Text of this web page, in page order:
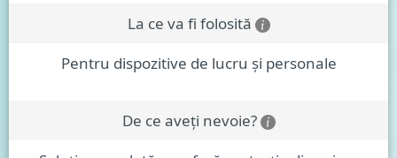
La ce va fi folosită
Pentru dispozitive de lucru și personale
De ce aveți nevoie?